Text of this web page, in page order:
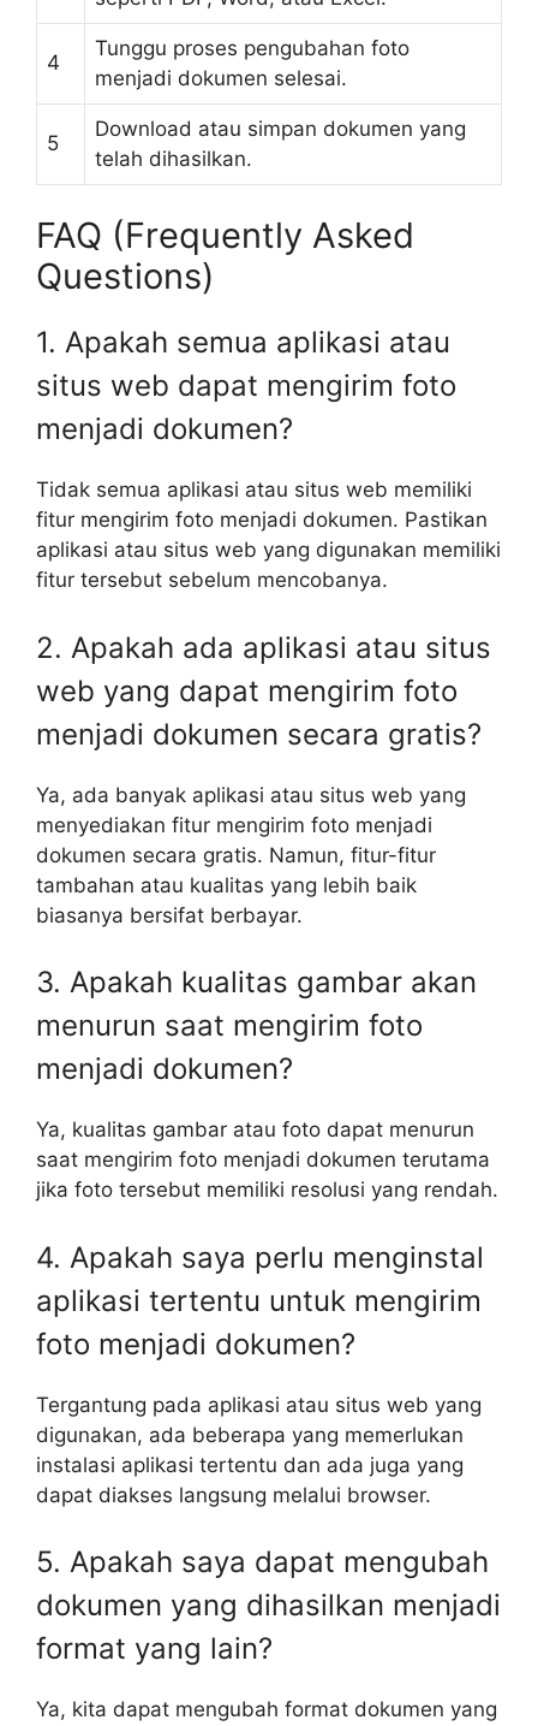
4
Tunggu proses pengubahan foto
menjadi dokumen selesai.
5
Download atau simpan dokumen yang
telah dihasilkan.
FAQ (Frequently Asked
Questions)
1. Apakah semua aplikasi atau
situs web dapat mengirim foto
menjadi dokumen?
Tidak semua aplikasi atau situs web memiliki
fitur mengirim foto menjadi dokumen. Pastikan
aplikasi atau situs web yang digunakan memiliki
fitur tersebut sebelum mencobanya.
2. Apakah ada aplikasi atau situs
web yang dapat mengirim foto
menjadi dokumen secara gratis?
Ya, ada banyak aplikasi atau situs web yang
menyediakan fitur mengirim foto menjadi
dokumen secara gratis. Namun, fitur-fitur
tambahan atau kualitas yang lebih baik
biasanya bersifat berbayar.
3. Apakah kualitas gambar akan
menurun saat mengirim foto
menjadi dokumen?
Ya, kualitas gambar atau foto dapat menurun
saat mengirim foto menjadi dokumen terutama
jika foto tersebut memiliki resolusi yang rendah.
4. Apakah saya perlu menginstal
aplikasi tertentu untuk mengirim
foto menjadi dokumen?
Tergantung pada aplikasi atau situs web yang
digunakan, ada beberapa yang memerlukan
instalasi aplikasi tertentu dan ada juga yang
dapat diakses langsung melalui browser.
5. Apakah saya dapat mengubah
dokumen yang dihasilkan menjadi
format yang lain?
Ya, kita dapat mengubah format dokumen yang